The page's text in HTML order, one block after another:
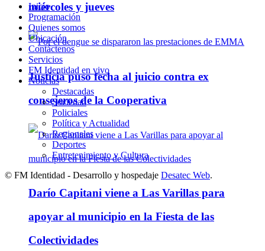
miércoles y jueves
Justicia puso fecha al juicio contra ex
consejeros de la Cooperativa
Darío Capitani viene a Las Varillas para
apoyar al municipio en la Fiesta de las
Colectividades
Inicio
Programación
Quienes somos
Ubicación
Contáctenos
Servicios
FM Identidad en vivo
Noticias
Destacadas
Sociedad
Policiales
Política y Actualidad
Regionales
Deportes
Entretenimiento y Cultura
© FM Identidad - Desarrollo y hospedaje Desatec Web.